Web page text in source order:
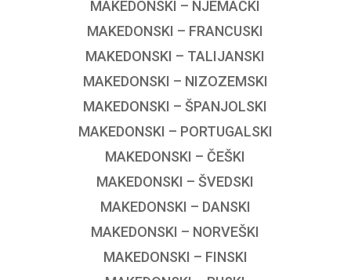
MAKEDONSKI – NJEMAČKI
MAKEDONSKI – FRANCUSKI
MAKEDONSKI – TALIJANSKI
MAKEDONSKI – NIZOZEMSKI
MAKEDONSKI – ŠPANJOLSKI
MAKEDONSKI – PORTUGALSKI
MAKEDONSKI – ČEŠKI
MAKEDONSKI – ŠVEDSKI
MAKEDONSKI – DANSKI
MAKEDONSKI – NORVEŠKI
MAKEDONSKI – FINSKI